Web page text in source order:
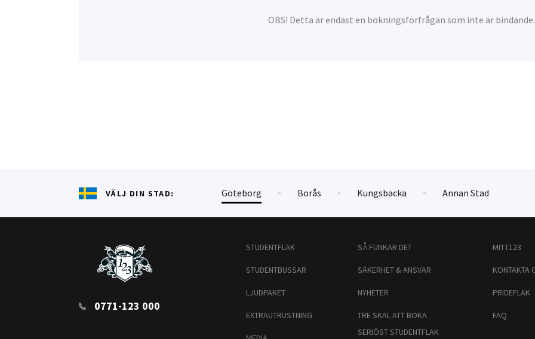
OBS! Detta är endast en bokningsförfrågan som inte är bindande.
VÄLJ DIN STAD: Göteborg Borås Kungsbacka Annan Stad
0771-123 000
STUDENTFLAK
STUDENTBUSSAR
LJUDPAKET
EXTRAUTRUSTNING
SÅ FUNKAR DET
SÄKERHET & ANSVAR
NYHETER
TRE SKÄL ATT BOKA
SERIÖST STUDENTFLAK
MITT123
KONTAKTA
PRIDEFLAK
FAQ